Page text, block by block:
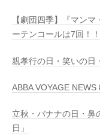
【劇団四季】『マン
ーテンコールは7回！！
親孝行の日・笑いの日
ABBA VOYAGE NEWS
立秋・バナナの日・鼻
日」